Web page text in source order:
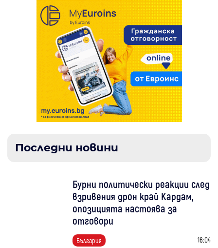
Последни новини
Бурни политически реакции след
взривения дрон край Кардам,
опозицията настоява за
отговори
България 16:04